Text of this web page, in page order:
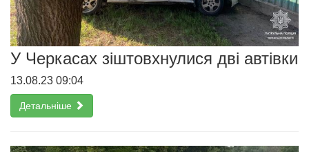
У Черкасах зіштовхнулися дві автівки
13.08.23 09:04
Детальніше